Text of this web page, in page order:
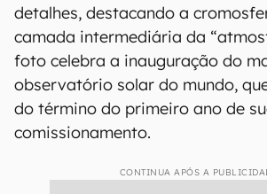
detalhes, destacando a
camada intermediária da
foto celebra a inauguração do
observatório solar do mundo,
do término do primeiro ano de
comissionamento.
CONTINUA APÓS A